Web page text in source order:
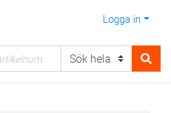
Logga in